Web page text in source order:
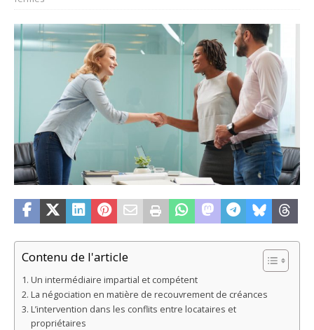
Contenu de l'article
Un intermédiaire impartial et compétent
La négociation en matière de recouvrement de créances
L’intervention dans les conflits entre locataires et
propriétaires